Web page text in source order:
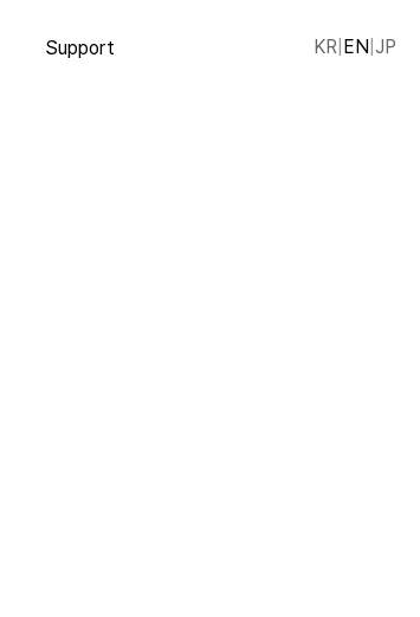
Support KR EN JP